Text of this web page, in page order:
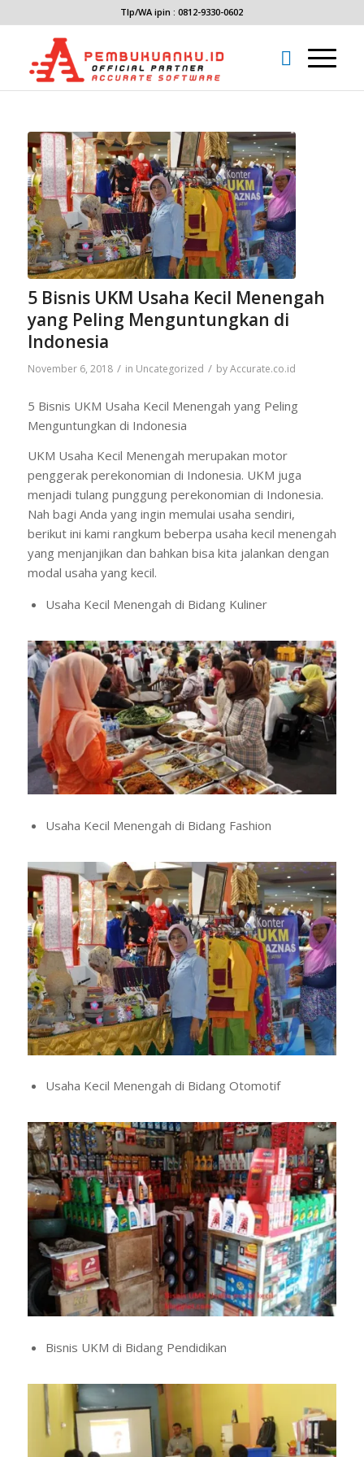
Tlp/WA ipin : 0812-9330-0602
5 Bisnis UKM Usaha Kecil Menengah
yang Peling Menguntungkan di
Indonesia
November 6, 2018 / in Uncategorized / byAccurate.co.id
5 Bisnis UKM Usaha Kecil Menengah yang Peling
Menguntungkan di Indonesia
UKM Usaha Kecil Menengah merupakan motor
penggerak perekonomian di Indonesia. UKM juga
menjadi tulang punggung perekonomian di Indonesia.
Nah bagi Anda yang ingin memulai usaha sendiri,
berikut ini kami rangkum beberpa usaha kecil menengah
yang menjanjikan dan bahkan bisa kita jalankan dengan
modal usaha yang kecil.
Usaha Kecil Menengah di Bidang Kuliner
Usaha Kecil Menengah di Bidang Fashion
Usaha Kecil Menengah di Bidang Otomotif
Bisnis UKM di Bidang Pendidikan